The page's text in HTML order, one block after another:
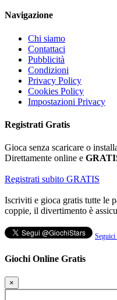
Navigazione
Chi siamo
Contattaci
Pubblicità
Condizioni
Privacy Policy
Cookies Policy
Impostazioni Privacy
Registrati Gratis
Gioca senza scaricare o
Direttamente online e
Registrati subito GRATIS
Iscriviti e gioca gratis tutte le
coppie, il divertimento è
Seguici
Giochi Online Gratis
×